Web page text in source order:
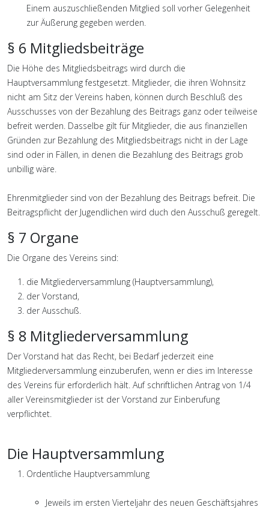
Einem auszuschließenden Mitglied soll vorher Gelegenheit
zur Äußerung gegeben werden.
§ 6 Mitgliedsbeiträge
Die Höhe des Mitgliedsbeitrags wird durch die
Hauptversammlung festgesetzt. Mitglieder, die ihren Wohnsitz
nicht am Sitz der Vereins haben, können durch Beschluß des
Ausschusses von der Bezahlung des Beitrags ganz oder teilweise
befreit werden. Dasselbe gilt für Mitglieder, die aus finanziellen
Gründen zur Bezahlung des Mitgliedsbeitrags nicht in der Lage
sind oder in Fällen, in denen die Bezahlung des Beitrags grob
unbillig wäre.
Ehrenmitglieder sind von der Bezahlung des Beitrags befreit. Die
Beitragspflicht der Jugendlichen wird duch den Ausschuß geregelt.
§ 7 Organe
Die Organe des Vereins sind:
die Mitgliederversammlung (Hauptversammlung),
der Vorstand,
der Ausschuß.
§ 8 Mitgliederversammlung
Der Vorstand hat das Recht, bei Bedarf jederzeit eine
Mitgliederversammlung einzuberufen, wenn er dies im Interesse
des Vereins für erforderlich hält. Auf schriftlichen Antrag von 1/4
aller Vereinsmitglieder ist der Vorstand zur Einberufung
verpflichtet.
Die Hauptversammlung
Ordentliche Hauptversammlung
Jeweils im ersten Vierteljahr des neuen Geschäftsjahres